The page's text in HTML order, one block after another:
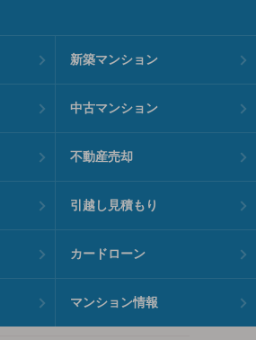
新築マンション
中古マンション
不動産売却
引越し見積もり
カードローン
マンション情報